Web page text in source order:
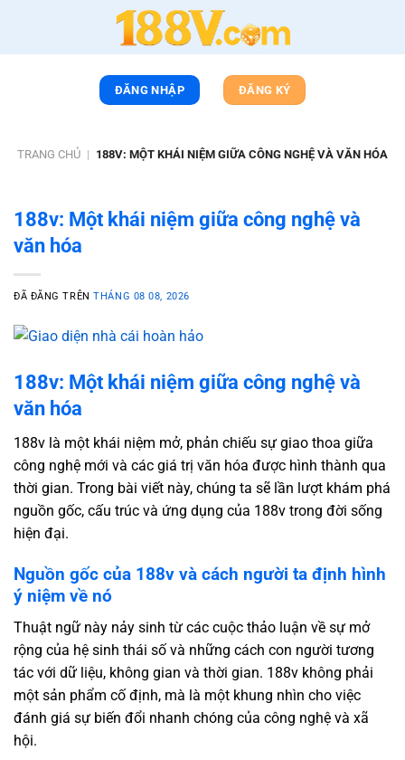
nội
ĐĂNG NHẬP ĐĂNG KÝ
TRANG CHỦ | 188V: MỘT KHÁI NIỆM GIỮA CÔNG NGHỆ VÀ VĂN HÓA
188v: Một khái niệm giữa công nghệ và
văn hóa
ĐÃ ĐĂNG TRÊNTHÁNG 08 08, 2026
188v: Một khái niệm giữa công nghệ và
văn hóa
188v là một khái niệm mở, phản chiếu sự giao thoa giữa
công nghệ mới và các giá trị văn hóa được hình thành qua
thời gian. Trong bài viết này, chúng ta sẽ lần lượt khám phá
nguồn gốc, cấu trúc và ứng dụng của 188v trong đời sống
hiện đại.
Nguồn gốc của 188v và cách người ta định hình
ý niệm về nó
Thuật ngữ này nảy sinh từ các cuộc thảo luận về sự mở
rộng của hệ sinh thái số và những cách con người tương
tác với dữ liệu, không gian và thời gian. 188v không phải
một sản phẩm cố định, mà là một khung nhìn cho việc
đánh giá sự biến đổi nhanh chóng của công nghệ và xã
hội.